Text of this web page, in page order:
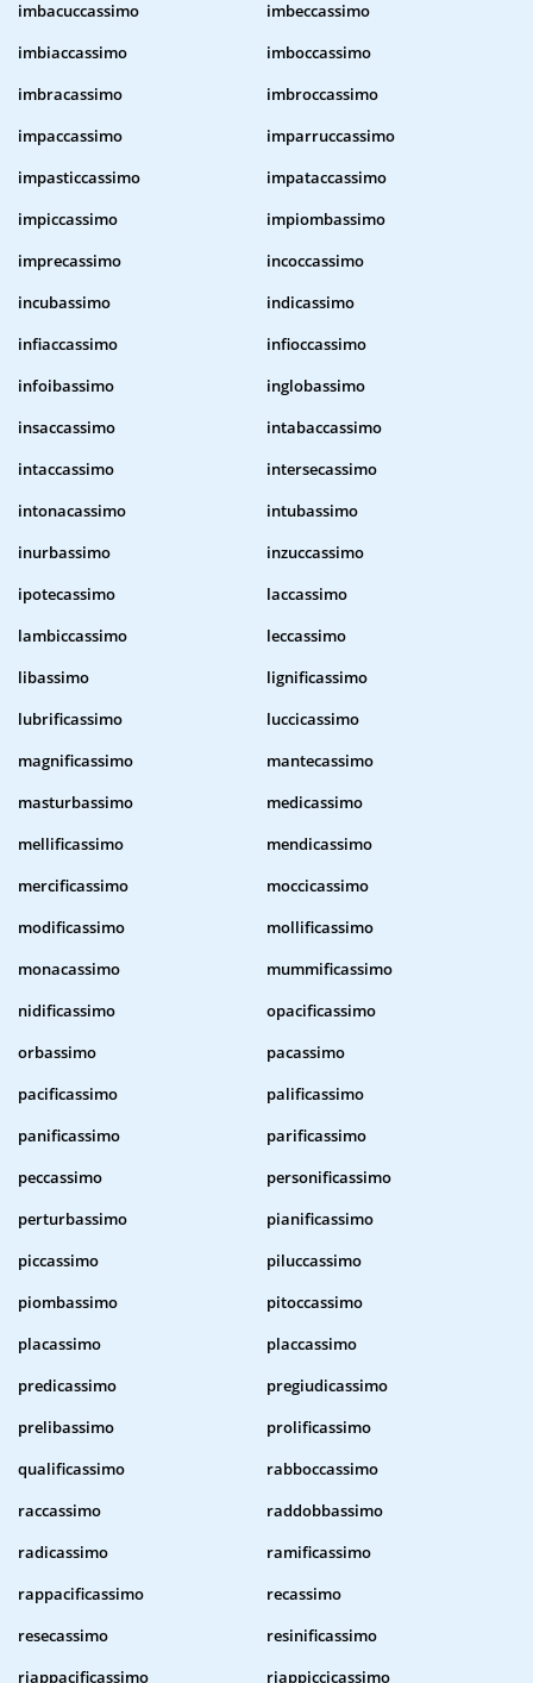
imbacuccassimo
imbeccassimo
imbiaccassimo
imboccassimo
imbracassimo
imbroccassimo
impaccassimo
imparruccassimo
impasticcassimo
impataccassimo
impiccassimo
impiombassimo
imprecassimo
incoccassimo
incubassimo
indicassimo
infiaccassimo
infioccassimo
infoibassimo
inglobassimo
insaccassimo
intabaccassimo
intaccassimo
intersecassimo
intonacassimo
intubassimo
inurbassimo
inzuccassimo
ipotecassimo
laccassimo
lambiccassimo
leccassimo
libassimo
lignificassimo
lubrificassimo
luccicassimo
magnificassimo
mantecassimo
masturbassimo
medicassimo
mellificassimo
mendicassimo
mercificassimo
moccicassimo
modificassimo
mollificassimo
monacassimo
mummificassimo
nidificassimo
opacificassimo
orbassimo
pacassimo
pacificassimo
palificassimo
panificassimo
parificassimo
peccassimo
personificassimo
perturbassimo
pianificassimo
piccassimo
piluccassimo
piombassimo
pitoccassimo
placassimo
placcassimo
predicassimo
pregiudicassimo
prelibassimo
prolificassimo
qualificassimo
rabboccassimo
raccassimo
raddobbassimo
radicassimo
ramificassimo
rappacificassimo
recassimo
resecassimo
resinificassimo
riappacificassimo
riappiccicassimo